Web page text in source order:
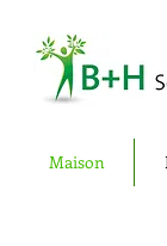
Maison